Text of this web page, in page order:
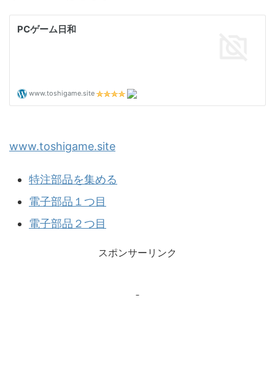
www.toshigame.site
特注部品を集める
電子部品１つ目
電子部品２つ目
スポンサーリンク